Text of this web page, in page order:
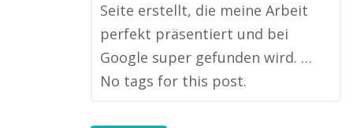
Seite erstellt, die meine Arbeit
perfekt präsentiert und bei
Google super gefunden wird. …
No tags for this post.